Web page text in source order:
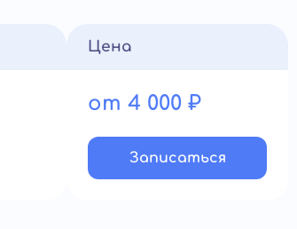
Цена
от 4 000 ₽
Записатьcя